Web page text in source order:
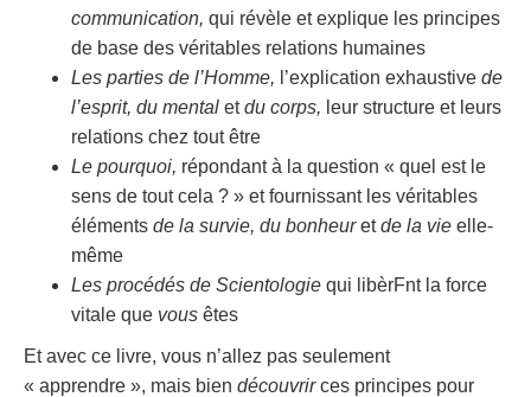
communication, qui révèle et explique les principes
de base des véritables relations humaines
Les parties de l’Homme, l’explication exhaustive de
l’esprit, du mental etdu corps, leur structure et leurs
relations chez tout être
Le pourquoi, répondant à la question « quel est le
sens de tout cela ? » et fournissant les véritables
éléments de la survie, du bonheuretde la vie elle-
même
Les procédés de Scientologie qui libèrFnt la force
vitale que vous êtes
Et avec ce livre, vous n’allez pas seulement
« apprendre », mais bien découvrirces principes pour